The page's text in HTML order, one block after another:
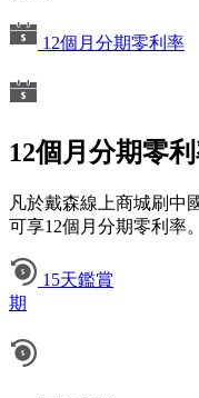
12個月分期零利率
12個月分期零
凡於戴森線上商城刷中
可享12個月分期零利率。
15天鑑賞
期